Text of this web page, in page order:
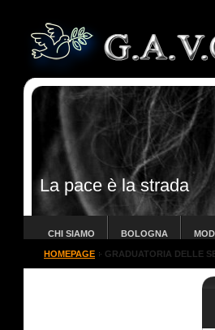
La pace è la strada
CHI SIAMO BOLOGNA
HOMEPAGE GRADUATORIA DELLE